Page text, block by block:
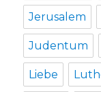
Jerusalem
Judentum
Liebe